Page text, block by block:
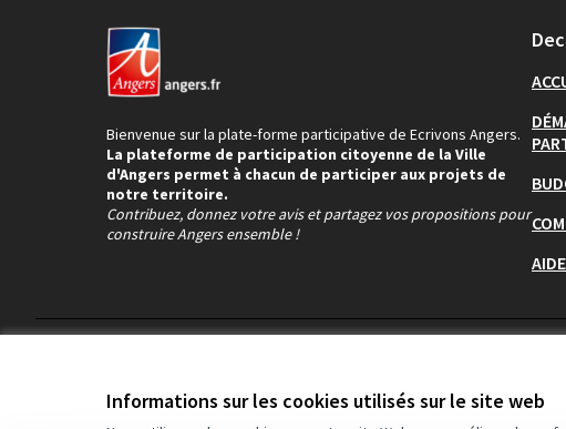
Informations sur les cookies utilisés sur le site web
Bienvenue sur la plate-forme participative de Ecrivons Angers.
La plateforme de participation citoyenne de la Ville
d'Angers permet à chacun de participer aux projets de
notre territoire.
Contribuez, donnez votre avis et partagez vos propositions pour
construire Angers ensemble !
AIDE